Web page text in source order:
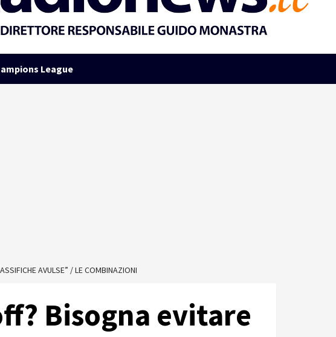
League
AVULSE” / LE COMBINAZIONI
Bisogna evitare